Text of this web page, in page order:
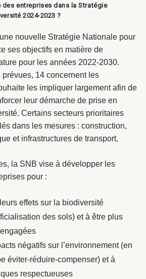
des entreprises dans la Stratégie
2024-2023 ?
nouvelle Stratégie Nationale pour
ses objectifs en matière de
pour les années 2022-2030.
14 concernent les
les impliquer largement afin de
leur démarche de prise en
Certains secteurs prioritaires
dans les mesures : construction,
et infrastructures de transport,
la SNB vise à développer les
pour :
effets sur la biodiversité
des sols) et à être plus
négatifs sur l’environnement (en
éviter-réduire-compenser) et à
respectueuses